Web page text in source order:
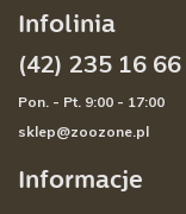
Informacje
Infolinia
(42) 235 16 66
Pon. - Pt. 9:00 - 17:00
sklep@zoozone.pl